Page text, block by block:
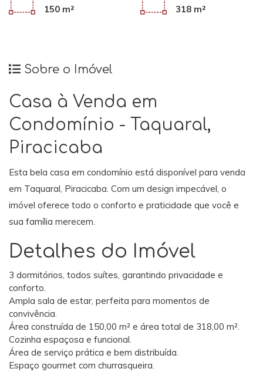
150 m² 318 m²
Sobre o Imóvel
Casa à Venda em
Condomínio - Taquaral,
Piracicaba
Esta bela casa em condomínio está disponível para venda
em Taquaral, Piracicaba. Com um design impecável, o
imóvel oferece todo o conforto e praticidade que você e
sua família merecem.
Detalhes do Imóvel
3 dormitórios, todos suítes, garantindo privacidade e
conforto.
Ampla sala de estar, perfeita para momentos de
convivência.
Área construída de 150,00 m² e área total de 318,00 m².
Cozinha espaçosa e funcional.
Área de serviço prática e bem distribuída.
Espaço gourmet com churrasqueira.